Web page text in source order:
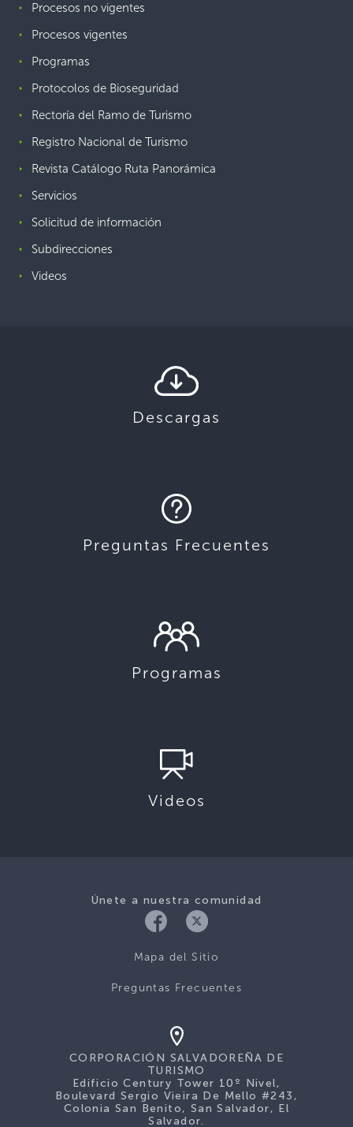
Procesos no vigentes
Procesos vigentes
Programas
Protocolos de Bioseguridad
Rectoría del Ramo de Turismo
Registro Nacional de Turismo
Revista Catálogo Ruta Panorámica
Servicios
Solicitud de información
Subdirecciones
Videos
Descargas
Preguntas Frecuentes
Programas
Videos
Únete a nuestra comunidad
Mapa del Sitio
Preguntas Frecuentes
CORPORACIÓN SALVADOREÑA DE
TURISMO
Edificio Century Tower 10º Nivel,
Boulevard Sergio Vieira De Mello #243,
Colonia San Benito, San Salvador, El
Salvador.